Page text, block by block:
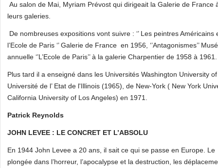
Vente art contemporain
Au salon de Mai, Myriam Prévost qui dirigeait la Galerie de
leurs galeries.
De nombreuses expositions vont suivre : ‘’ Les peintres Américains
l’Ecole de Paris ‘’ Galerie de France en 1956, ‘’Antagonismes’’
annuelle ‘’L’Ecole de Paris’’ à la galerie Charpentier de 1958 à 1961.
Plus tard il a enseigné dans les Universités Washington University
Université de l’ Etat de l'Illinois (1965), de New‑York ( New York
California University of Los Angeles) en 1971.
Patrick Reynolds
JOHN LEVEE : LE CONCRET ET L’ABSOLU
En 1944 John Levee a 20 ans, il sait ce qui se passe en Europe.
plongée dans l’horreur, l’apocalypse et la destruction, les